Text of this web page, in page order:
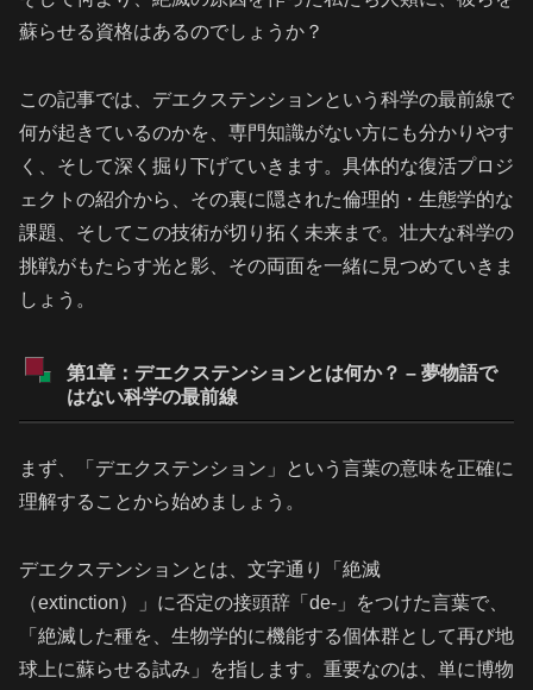
蘇らせる資格はあるのでしょうか？
この記事では、デエクステンションという科学の最前線で
何が起きているのかを、専門知識がない方にも分かりやす
く、そして深く掘り下げていきます。具体的な復活プロジ
ェクトの紹介から、その裏に隠された倫理的・生態学的な
課題、そしてこの技術が切り拓く未来まで。壮大な科学の
挑戦がもたらす光と影、その両面を一緒に見つめていきま
しょう。
第1章：デエクステンションとは何か？ – 夢物語で
はない科学の最前線
まず、「デエクステンション」という言葉の意味を正確に
理解することから始めましょう。
デエクステンションとは、文字通り「絶滅
（extinction）」に否定の接頭辞「de-」をつけた言葉で、
「絶滅した種を、生物学的に機能する個体群として再び地
球上に蘇らせる試み」を指します。重要なのは、単に博物